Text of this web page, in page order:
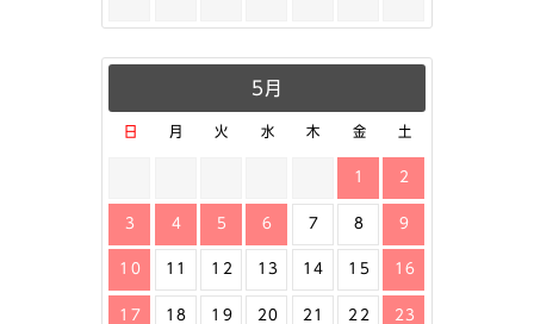
5月
日 月 火 水 木 金 土
1 2
3 4 5 6 7 8 9
10 11 12 13 14 15 16
17 18 19 20 21 22 23